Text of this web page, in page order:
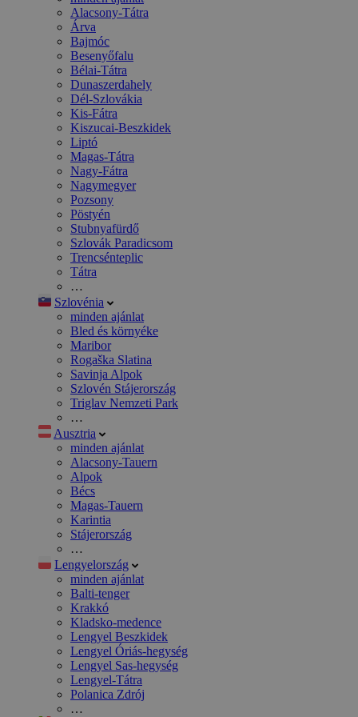
Alacsony-Tátra
Árva
Bajmóc
Besenyőfalu
Bélai-Tátra
Dunaszerdahely
Dél-Szlovákia
Kis-Fátra
Kiszucai-Beszkidek
Liptó
Magas-Tátra
Nagy-Fátra
Nagymegyer
Pozsony
Pöstyén
Stubnyafürdő
Szlovák Paradicsom
Trencsénteplic
Tátra
…
Szlovénia
minden ajánlat
Bled és környéke
Maribor
Rogaška Slatina
Savinja Alpok
Szlovén Stájerország
Triglav Nemzeti Park
…
Ausztria
minden ajánlat
Alacsony-Tauern
Alpok
Bécs
Magas-Tauern
Karintia
Stájerország
…
Lengyelország
minden ajánlat
Balti-tenger
Krakkó
Kladsko-medence
Lengyel Beszkidek
Lengyel Óriás-hegység
Lengyel Sas-hegység
Lengyel-Tátra
Polanica Zdrój
…